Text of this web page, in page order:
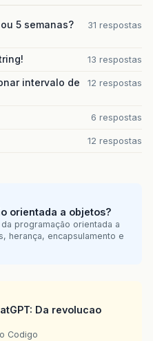
5 semanas?
31 respostas
13 respostas
intervalo de
12 respostas
6 respostas
12 respostas
orientada a objetos?
programação orientada a
herança, encapsulamento e
Da revolucao
Codigo